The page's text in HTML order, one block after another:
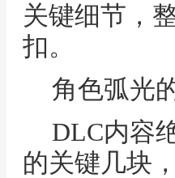
关键细节，
扣。
角色弧光
DLC内容
的关键几块